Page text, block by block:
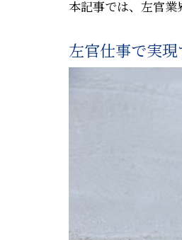
本記事では、左官業
左官仕事で実